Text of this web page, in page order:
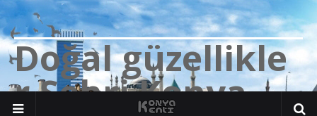
Doğalgüzellikle
rŞehriKonya